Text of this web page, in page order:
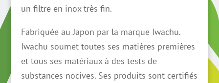
un filtre en inox très fin.
Fabriquée au Japon par la marque Iwachu.
Iwachu soumet toutes ses matières premières
et tous ses matériaux à des tests de
substances nocives. Ses produits sont certifiés